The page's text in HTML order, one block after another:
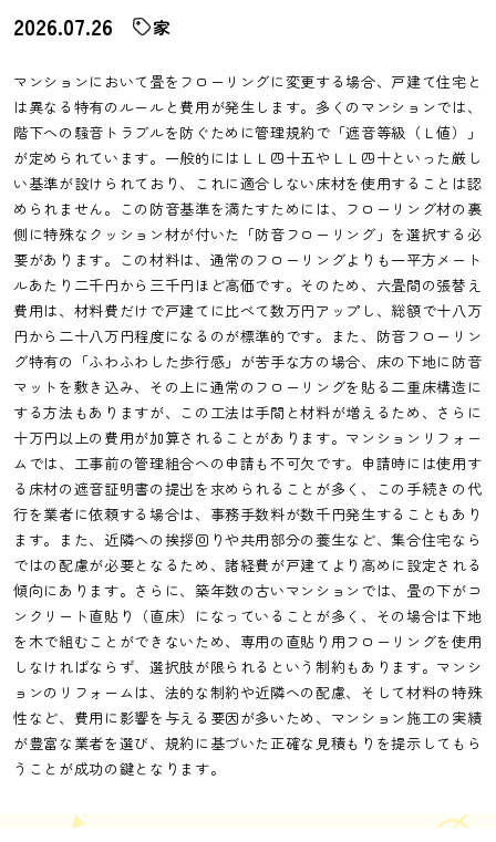
2026.07.26 家
マンションにおいて畳をフローリングに変更する場合、戸建て住宅と
は異なる特有のルールと費用が発生します。多くのマンションでは、
階下への騒音トラブルを防ぐために管理規約で「遮音等級（Ｌ値）」
が定められています。一般的にはＬＬ四十五やＬＬ四十といった厳し
い基準が設けられており、これに適合しない床材を使用することは認
められません。この防音基準を満たすためには、フローリング材の裏
側に特殊なクッション材が付いた「防音フローリング」を選択する必
要があります。この材料は、通常のフローリングよりも一平方メート
ルあたり二千円から三千円ほど高価です。そのため、六畳間の張替え
費用は、材料費だけで戸建てに比べて数万円アップし、総額で十八万
円から二十八万円程度になるのが標準的です。また、防音フローリン
グ特有の「ふわふわした歩行感」が苦手な方の場合、床の下地に防音
マットを敷き込み、その上に通常のフローリングを貼る二重床構造に
する方法もありますが、この工法は手間と材料が増えるため、さらに
十万円以上の費用が加算されることがあります。マンションリフォー
ムでは、工事前の管理組合への申請も不可欠です。申請時には使用す
る床材の遮音証明書の提出を求められることが多く、この手続きの代
行を業者に依頼する場合は、事務手数料が数千円発生することもあり
ます。また、近隣への挨拶回りや共用部分の養生など、集合住宅なら
ではの配慮が必要となるため、諸経費が戸建てより高めに設定される
傾向にあります。さらに、築年数の古いマンションでは、畳の下がコ
ンクリート直貼り（直床）になっていることが多く、その場合は下地
を木で組むことができないため、専用の直貼り用フローリングを使用
しなければならず、選択肢が限られるという制約もあります。マンシ
ョンのリフォームは、法的な制約や近隣への配慮、そして材料の特殊
性など、費用に影響を与える要因が多いため、マンション施工の実績
が豊富な業者を選び、規約に基づいた正確な見積もりを提示してもら
うことが成功の鍵となります。